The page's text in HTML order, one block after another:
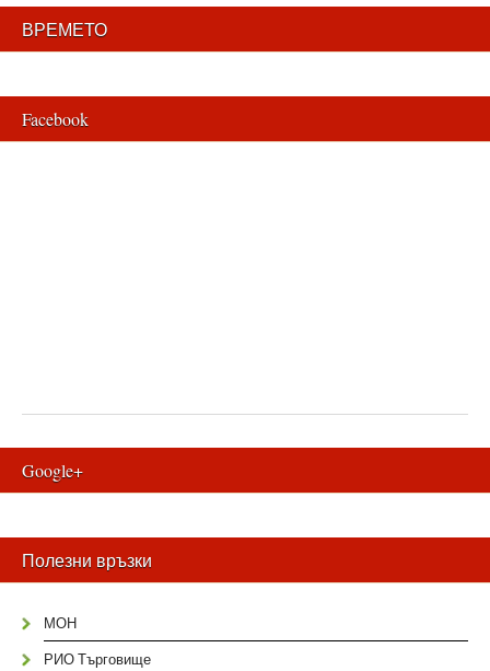
ВРЕМЕТО
Facebook
Google+
Полезни връзки
МОН
РИО Търговище